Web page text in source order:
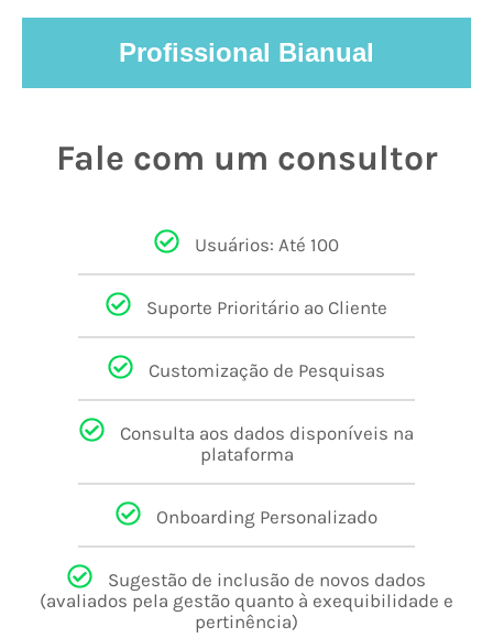
Profissional Bianual
Fale com um consultor
Usuários: Até 100
Suporte Prioritário ao Cliente
Customização de Pesquisas
Consulta aos dados disponíveis na
plataforma
Onboarding Personalizado
Sugestão de inclusão de novos dados
(avaliados pela gestão quanto à exequibilidade e
pertinência)